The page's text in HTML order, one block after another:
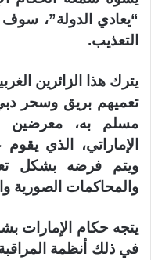
“يعادي الدولة”،
التعذيب.
يترك هذا الزائرين
تعميهم بريق وسحر
مسلم به، معرضين
الإماراتي، الذي
ويتم فرضه بشكل
والمحاكمات الصورية
يتجه حكام الإمارات
في ذلك أنظمة